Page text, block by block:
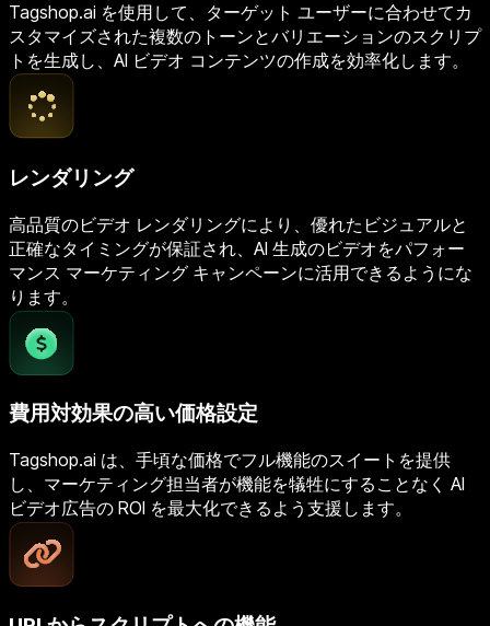
Tagshop.ai を使用して、ターゲット ユーザーに合わせてカ
スタマイズされた複数のトーンとバリエーションのスクリプ
トを生成し、AI ビデオ コンテンツの作成を効率化します。
レンダリング
高品質のビデオ レンダリングにより、優れたビジュアルと
正確なタイミングが保証され、AI 生成のビデオをパフォー
マンス マーケティング キャンペーンに活用できるようにな
ります。
費用対効果の高い価格設定
Tagshop.ai は、手頃な価格でフル機能のスイートを提供
し、マーケティング担当者が機能を犠牲にすることなく AI
ビデオ広告の ROI を最大化できるよう支援します。